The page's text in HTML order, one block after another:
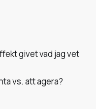
givet vad jag vet
vs. att agera?